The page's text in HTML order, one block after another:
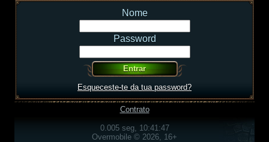
Nome
Password
Esqueceste-te da tua password?
Contrato
0.005 seg, 10:41:47
Overmobile © 2026, 16+